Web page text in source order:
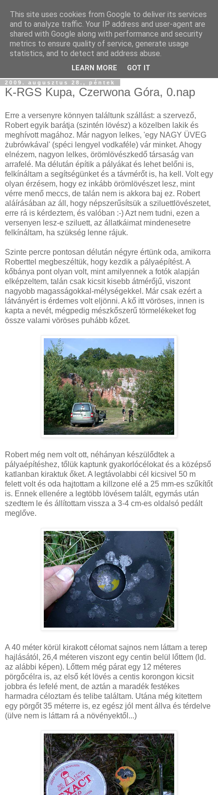
Szőttesföld
Képes és képtelen kalandozásaink keresztül-kasul
Középfölde kockás kendőjén...
2009. augusztus 28., péntek
K-RGS Kupa, Czerwona Góra, 0.nap
Erre a versenyre könnyen találtunk szállást: a szervező,
Robert egyik barátja (szintén lövész) a közelben lakik és
meghívott magához. Már nagyon lelkes, 'egy NAGY ÜVEG
żubrówkával' (spéci lengyel vodkaféle) vár minket. Ahogy
elnézem, nagyon lelkes, örömlövészkedő társaság van
arrafelé. Ma délután építik a pályákat és lehet belőni is,
felkínáltam a segítségünket és a távmérőt is, ha kell. Volt egy
olyan érzésem, hogy ez inkább örömlövészet lesz, mint
vérre menő meccs, de talán nem is akkora baj ez. Robert
aláírásában az áll, hogy népszerűsítsük a sziluettlövészetet,
erre rá is kérdeztem, és valóban :-) Azt nem tudni, ezen a
versenyen lesz-e sziluett, az állatkáimat mindenesetre
felkínáltam, ha szükség lenne rájuk.
Szinte percre pontosan délután négyre értünk oda, amikorra
Roberttel megbeszéltük, hogy kezdik a pályaépítést. A
kőbánya pont olyan volt, mint amilyennek a fotók alapján
elképzeltem, talán csak kicsit kisebb átmérőjű, viszont
nagyobb magasságokkal-mélységekkel. Már csak ezért a
látványért is érdemes volt eljönni. A kő itt vöröses, innen is
kapta a nevét, mégpedig mészkőszerű törmelékeket fog
össze valami vöröses puhább kőzet.
Robert még nem volt ott, néhányan készülődtek a
pályaépítéshez, tőlük kaptunk gyakorlócélokat és a középső
katlanban kiraktuk őket. A legtávolabbi cél kicsivel 50 m
felett volt és oda hajtottam a killzone elé a 25 mm-es szűkítőt
is. Ennek ellenére a legtöbb lövésem talált, egymás után
szedtem le és állítottam vissza a 3-4 cm-es oldalsó pedált
meglőve.
A 40 méter körül kirakott célomat sajnos nem láttam a terep
hajlásától, 26,4 méteren viszont egy centin belül lőttem (ld.
az alábbi képen). Lőttem még párat egy 12 méteres
pörgőcélra is, az első két lövés a centis korongon kicsit
jobbra és lefelé ment, de aztán a maradék festékes
harmadra céloztam és telibe találtam. Utána még kitettem
egy pörgőt 35 méterre is, ez egész jól ment állva és térdelve
(ülve nem is láttam rá a növényektől...)
This site uses cookies from Google to deliver its services
and to analyze traffic. Your IP address and user-agent are
shared with Google along with performance and security
metrics to ensure quality of service, generate usage
statistics, and to detect and address abuse.
LEARN MORE GOT IT